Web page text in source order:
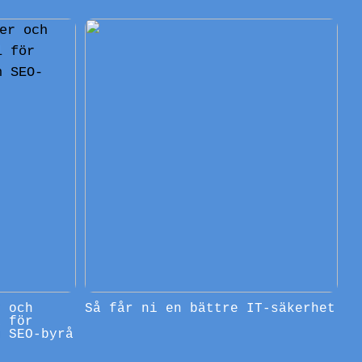
och
för
byrå
Så får ni en bättre IT-säkerhet